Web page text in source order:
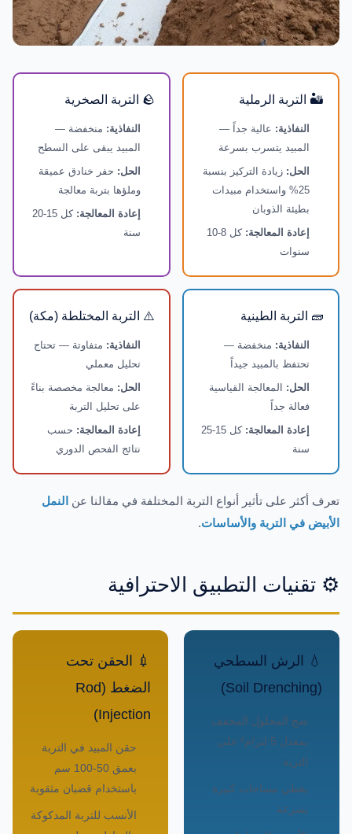
🏜️ التربة الرملية
النفاذية: عالية جداً —
المبيد يتسرب بسرعة
الحل: زيادة التركيز بنسبة
25% واستخدام مبيدات
بطيئة الذوبان
إعادة المعالجة:
كل 8-10
سنوات
🪨 التربة الصخرية
النفاذية: منخفضة —
المبيد يبقى على السطح
الحل: حفر خنادق عميقة
وملؤها بتربة معالجة
إعادة المعالجة:
كل 15-20
سنة
🧱 التربة الطينية
النفاذية: منخفضة —
تحتفظ بالمبيد جيداً
الحل: المعالجة القياسية
فعالة جداً
إعادة المعالجة:
كل 15-25
سنة
⚠️ التربة المختلطة (مكة)
النفاذية: متفاوتة — تحتاج
تحليل معملي
الحل: معالجة مخصصة بناءً
على تحليل التربة
إعادة المعالجة: حسب
نتائج الفحص الدوري
تعرف أكثر على تأثير أنواع التربة المختلفة في مقالنا عن النمل
الأبيض في التربة والأساسات.
⚙️ تقنيات التطبيق الاحترافية
💧 الرش السطحي
(Soil Drenching)
ضخ المحلول المخفف
بمعدل 5 لتر/م² على
التربة
يغطي مساحات كبيرة
بسرعة
💉 الحقن تحت
الضغط (Rod
Injection)
حقن المبيد في التربة
بعمق 50-100 سم
باستخدام قضبان مثقوبة
الأنسب للتربة المدكوكة